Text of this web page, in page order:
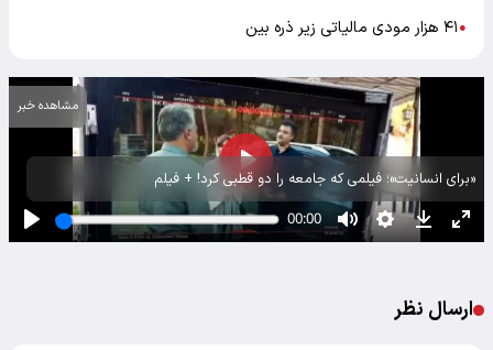
●۴۱ هزار مودی مالیاتی زیر ذره بین
«برای انسانیت»؛ فیلمی که جامعه را دو قطبی کرد! + فیلم
مشاهده خبر
ارسال نظر